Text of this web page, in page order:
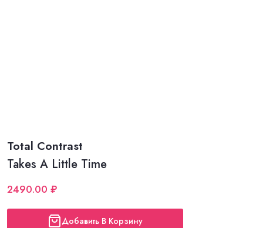
Total Contrast
Takes A Little Time
2490.00 ₽
Добавить В Корзину